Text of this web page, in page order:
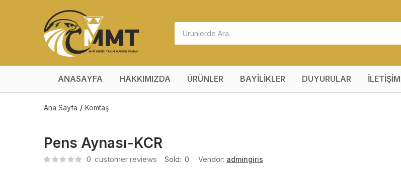
ANASAYFA HAKKIMIZDA ÜRÜNLER BAYİLİKLER DUYURULAR İLETİŞİM
Ana Sayfa Komtaş
Pens Aynası-KCR
0 customer reviews Sold: 0 Vendor: admingiris